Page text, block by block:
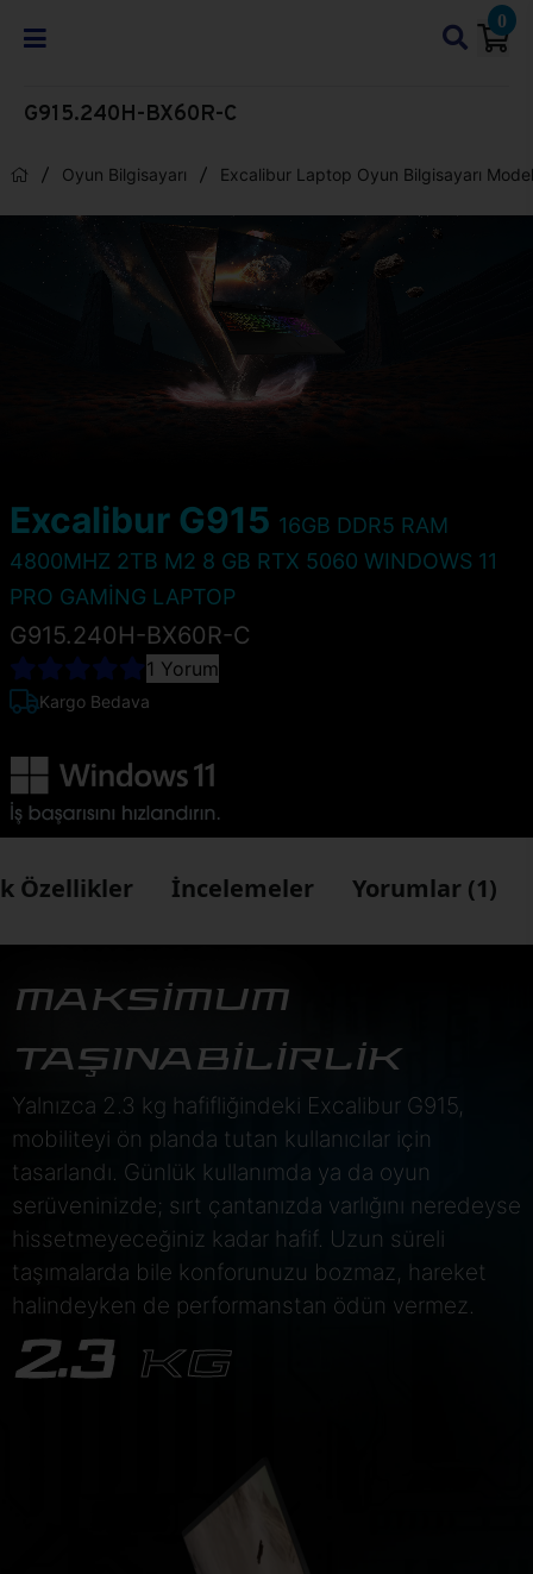
0
G915.240H-BX60R-C
Oyun Bilgisayarı Excalibur Laptop Oyun Bilgisayarı
Excalibur G915 16GB DDR5 RAM
4800MHZ 2TB M2 8 GB RTX 5060 WINDOWS 11
PRO GAMİNG LAPTOP
G915.240H-BX60R-C
1 Yorum
Kargo Bedava
Özellikler İncelemeler Yorumlar (1)
MAKSİMUM
TAŞINABİLİRLİK
Yalnızca 2.3 kg hafifliğindeki Excalibur G915,
mobiliteyi ön planda tutan kullanıcılar için
tasarlandı. Günlük kullanımda ya da oyun
serüveninizde; sırt çantanızda varlığını neredeyse
hissetmeyeceğiniz kadar hafif. Uzun süreli
taşımalarda bile konforunuzu bozmaz, hareket
halindeyken de performanstan ödün vermez.
2.3 KG